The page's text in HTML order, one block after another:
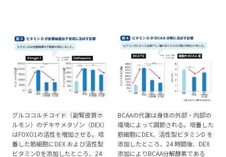
グルココルチコイド（副腎皮質ホ
ルモン）のデキサメタゾン（DEX）
はFOXO1の活性を増加させる。培
養した筋細胞にDEX および活性型
ビタミンDを添加したところ、24
BCAAの代謝は身体の外部・内部の
環境によって調節される。培養した
筋細胞にDEX、活性型ビタミンD を
添加したところ、24 時間後、DEX
添加によりBCAA分解酵素である